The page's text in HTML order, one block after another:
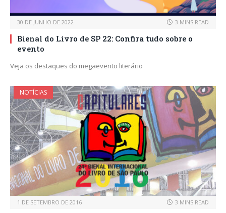
30 DE JUNHO DE 2022 3 MINS READ
Bienal do Livro de SP 22: Confira tudo sobre o
evento
Veja os destaques do megaevento literário
NOTÍCIAS
1 DE SETEMBRO DE 2016 3 MINS READ